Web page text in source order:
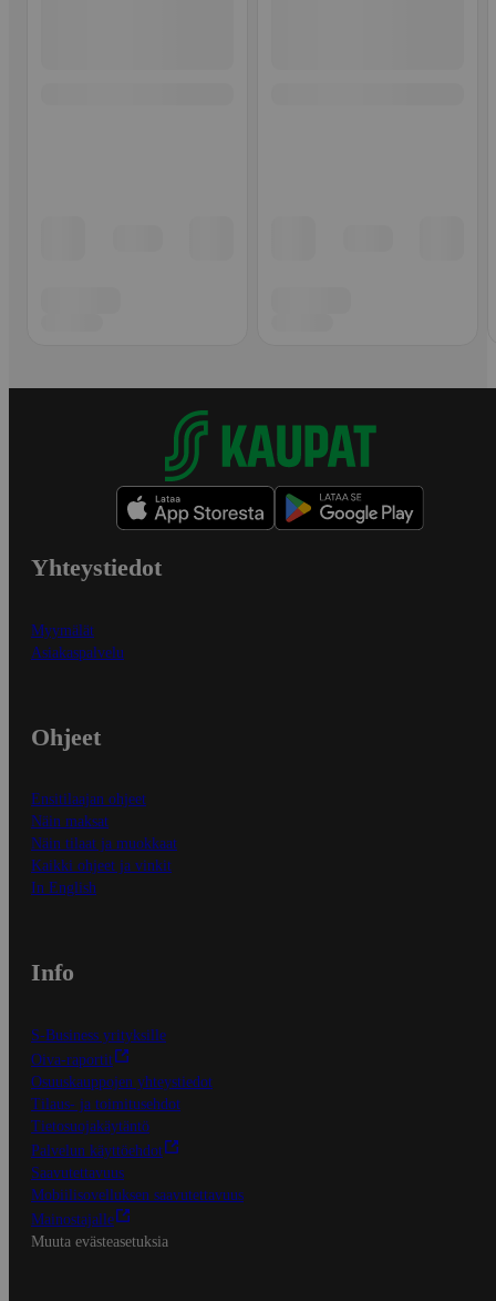
Yhteystiedot
Myymälät
Asiakaspalvelu
Ohjeet
Ensitilaajan ohjeet
Näin maksat
Näin tilaat ja muokkaat
Kaikki ohjeet ja vinkit
In English
Info
S-Business yrityksille
Oiva-raportit
Osuuskauppojen yhteystiedot
Tilaus- ja toimitusehdot
Tietosuojakäytäntö
Palvelun käyttöehdot
Saavutettavuus
Mobiilisovelluksen saavutettavuus
Mainostajalle
Muuta evästeasetuksia